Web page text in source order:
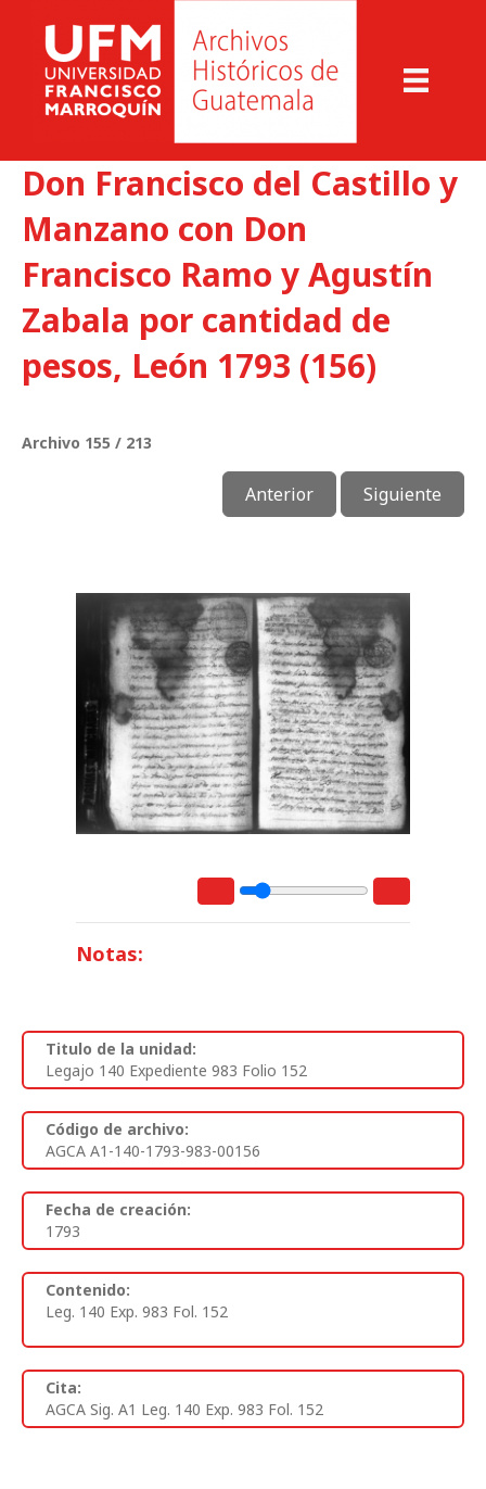
Don Francisco del Castillo y
Manzano con Don
Francisco Ramo y Agustín
Zabala por cantidad de
pesos, León 1793 (156)
Archivo 155 / 213
Anterior Siguiente
Notas:
Titulo de la unidad:
Legajo 140 Expediente 983 Folio 152
Código de archivo:
AGCA A1-140-1793-983-00156
Fecha de creación:
1793
Contenido:
Leg. 140 Exp. 983 Fol. 152
Cita:
AGCA Sig. A1 Leg. 140 Exp. 983 Fol. 152